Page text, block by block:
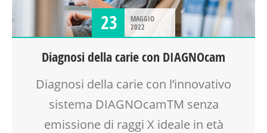
23
MAGGIO
2022
Diagnosi della carie con DIAGNOcam
Diagnosi della carie con l’innovativo
sistema DIAGNOcamTM senza
emissione di raggi X ideale in età